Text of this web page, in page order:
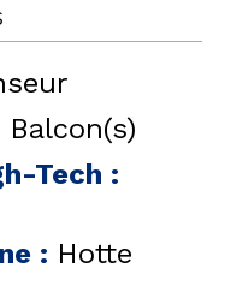
Balcon(s)
Tech :
: Hotte